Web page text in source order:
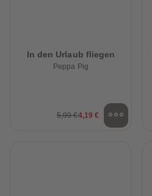
In den Urlaub fliegen
Peppa Pig
5,99 €4,19 €